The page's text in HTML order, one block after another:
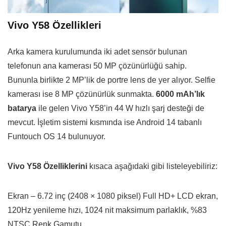
Vivo Y58 Özellikleri
Arka kamera kurulumunda iki adet sensör bulunan
telefonun ana kamerası 50 MP çözünürlüğü sahip.
Bununla birlikte 2 MP’lik de portre lens de yer alıyor. Selfie
kamerası ise 8 MP çözünürlük sunmakta. 6000 mAh’lık
batarya ile gelen Vivo Y58’in 44 W hızlı şarj desteği de
mevcut. İşletim sistemi kısmında ise Android 14 tabanlı
Funtouch OS 14 bulunuyor.
Vivo Y58 Özelliklerini kısaca aşağıdaki gibi listeleyebiliriz:
Ekran – 6.72 inç (2408 × 1080 piksel) Full HD+ LCD ekran,
120Hz yenileme hızı, 1024 nit maksimum parlaklık, %83